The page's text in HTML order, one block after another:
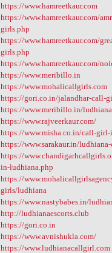
https://www.hamreetkaur.com
https://www.hamreetkaur.com/
girls.php
https://www.hamreetkaur.com/
girls.php
https://www.hamreetkaur.com/
https://www.meribillo.in
https://www.mohalicallgirls.com
https://gori.co.in/jalandhar-call-
https://www.meribillo.in/
https://www.rajveerkaur.com/
https://www.misha.co.in/call-
https://www.sarakaur.in/
https://
in-ludhiana.php
https://
girls/ludhiana
https://www.nastybabes.in/
http://ludhianaescorts.club
https://gori.co.in
https://www.avnishukla.com/
https://www.ludhianacallgirl.com